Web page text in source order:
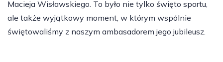
Macieja Wisławskiego. To było nie tylko święto sportu,
ale także wyjątkowy moment, w którym wspólnie
świętowaliśmy z naszym ambasadorem jego jubileusz.